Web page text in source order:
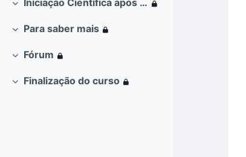
Contrair
Iniciação Científica após pandemia de Covid-19
Contrair
Para saber mais
Contrair
Fórum
Contrair
Finalização do curso